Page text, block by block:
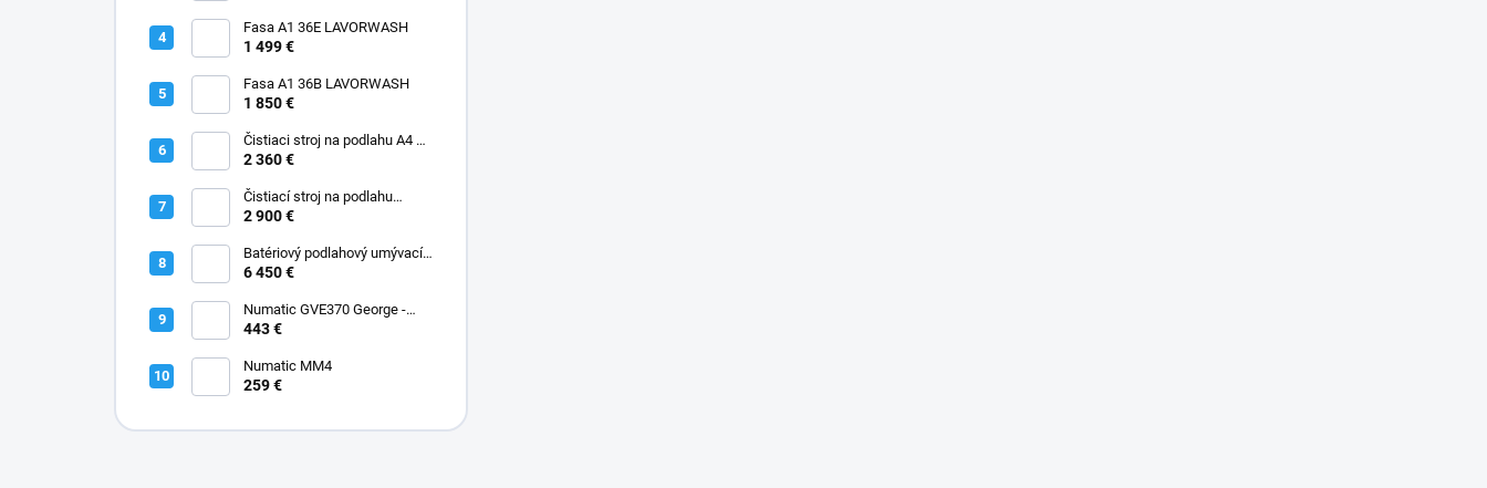
Fasa A1 36E LAVORWASH
1 499 €
Fasa A1 36B LAVORWASH
1 850 €
Čistiaci stroj na podlahu A4 45
B Fasa
2 360 €
Čistiací stroj na podlahu
batériový A5 EVO 50 B Fasa
2 900 €
Batériový podlahový umývací
stroj A12 Rider Fasa
6 450 €
Numatic GVE370 George -
Kobercový extraktor s
443 €
Numatic MM4
259 €